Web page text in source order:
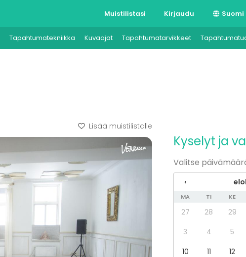
Muistilistasi Kirjaudu Suomi
Tapahtumatekniikka Kuvaajat Tapahtumatarvikkeet
Lisää muistilistalle
Kyselyt ja
Valitse
‹
MA TI KE
27 28 29
3
4 5
10
11 12